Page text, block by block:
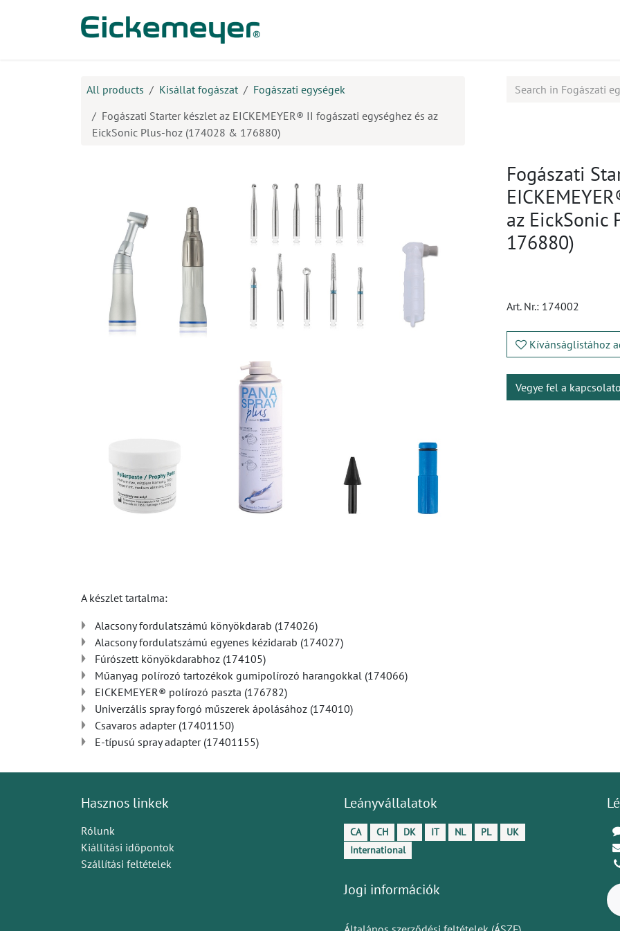
All products Kisállat fogászat
Fogászati egységek
Fogászati Starter készlet az EICKEMEYER® II fogászati egységhez és az
EickSonic Plus-hoz (174028 & 176880)
Fogászati
az EickSonic
176880)
Art. Nr.: 174002
Kívánságlistához
Vegye fel a
A készlet tartalma:
Alacsony fordulatszámú könyökdarab (174026)
Alacsony fordulatszámú egyenes kézidarab (174027)
Fúrószett könyökdarabhoz (174105)
Műanyag polírozó tartozékok gumipolírozó harangokkal (174066)
EICKEMEYER® polírozó paszta (176782)
Univerzális spray forgó műszerek ápolásához (174010)
Csavaros adapter (17401150)
E-típusú spray adapter (17401155)
Hasznos linkek
Rólunk
Kiállítási időpontok
Szállítási feltételek
Leányvállalatok
CA CH DK IT NL PL
UK
International
Jogi információk